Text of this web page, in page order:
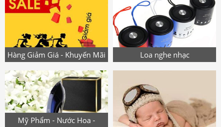
Hàng Giảm Giá - Khuyến Mãi Loa nghe nhạc
Mỹ Phẩm - Nước Hoa -